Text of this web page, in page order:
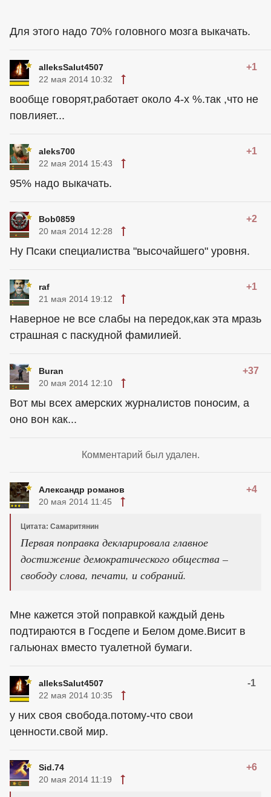
Для этого надо 70% головного мозга выкачать.
alleksSalut4507 +1
22 мая 2014 10:32
вообще говорят,работает около 4-х %.так ,что не
повлияет...
aleks700 +1
22 мая 2014 15:43
95% надо выкачать.
Bob0859 +2
20 мая 2014 12:28
Ну Псаки специалиства "высочайшего" уровня.
raf +1
21 мая 2014 19:12
Наверное не все слабы на передок,как эта мразь
страшная с паскудной фамилией.
Buran +37
20 мая 2014 12:10
Вот мы всех амерских журналистов поносим, а
оно вон как...
Комментарий был удален.
Александр романов +4
20 мая 2014 11:45
Цитата: Самаритянин
Первая поправка декларировала главное
достижение демократического общества –
свободу слова, печати, и собраний.
Мне кажется этой поправкой каждый день
подтираются в Госдепе и Белом доме.Висит в
гальюнах вместо туалетной бумаги.
alleksSalut4507 -1
22 мая 2014 10:35
у них своя свобода.потому-что свои
ценности.свой мир.
Sid.74 +6
20 мая 2014 11:19